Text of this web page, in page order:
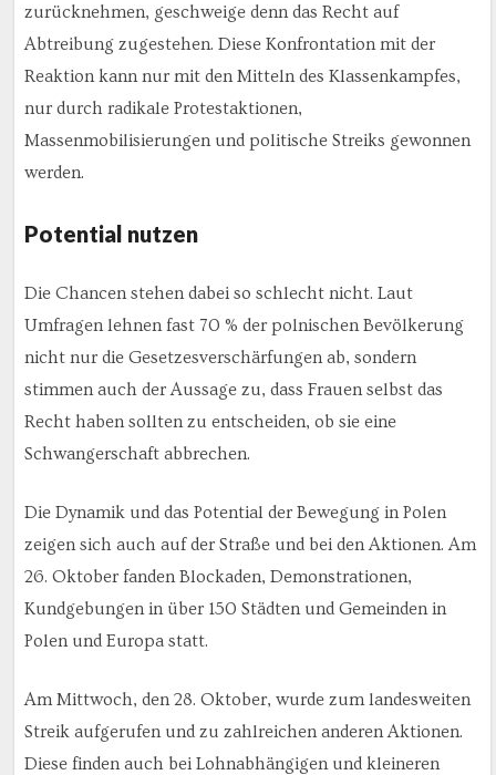
zurücknehmen, geschweige denn das Recht auf
Abtreibung zugestehen. Diese Konfrontation mit der
Reaktion kann nur mit den Mitteln des Klassenkampfes,
nur durch radikale Protestaktionen,
Massenmobilisierungen und politische Streiks gewonnen
werden.
Potential nutzen
Die Chancen stehen dabei so schlecht nicht. Laut
Umfragen lehnen fast 70 % der polnischen Bevölkerung
nicht nur die Gesetzesverschärfungen ab, sondern
stimmen auch der Aussage zu, dass Frauen selbst das
Recht haben sollten zu entscheiden, ob sie eine
Schwangerschaft abbrechen.
Die Dynamik und das Potential der Bewegung in Polen
zeigen sich auch auf der Straße und bei den Aktionen. Am
26. Oktober fanden Blockaden, Demonstrationen,
Kundgebungen in über 150 Städten und Gemeinden in
Polen und Europa statt.
Am Mittwoch, den 28. Oktober, wurde zum landesweiten
Streik aufgerufen und zu zahlreichen anderen Aktionen.
Diese finden auch bei Lohnabhängigen und kleineren